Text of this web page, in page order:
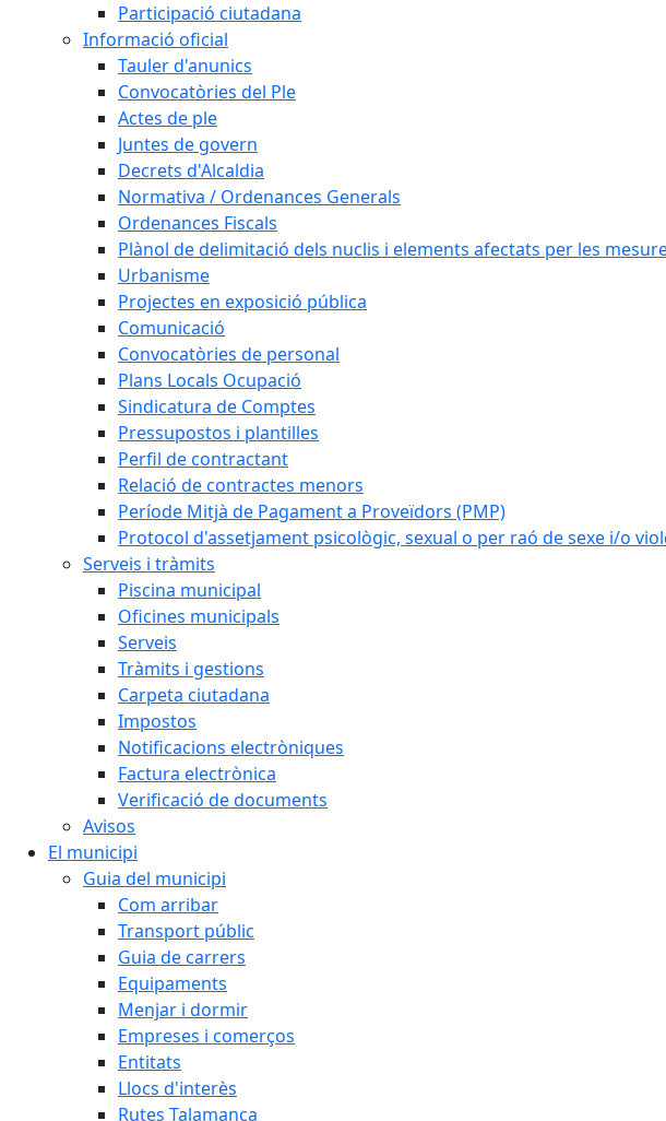
Participació ciutadana
Informació oficial
Tauler d'anunics
Convocatòries del Ple
Actes de ple
Juntes de govern
Decrets d'Alcaldia
Normativa / Ordenances Generals
Ordenances Fiscals
Plànol de delimitació dels nuclis i elements afectats per les
Urbanisme
Projectes en exposició pública
Comunicació
Convocatòries de personal
Plans Locals Ocupació
Sindicatura de Comptes
Pressupostos i plantilles
Perfil de contractant
Relació de contractes menors
Període Mitjà de Pagament a Proveïdors (PMP)
Protocol d'assetjament psicològic, sexual o per raó de sexe i/o
Serveis i tràmits
Piscina municipal
Oficines municipals
Serveis
Tràmits i gestions
Carpeta ciutadana
Impostos
Notificacions electròniques
Factura electrònica
Verificació de documents
Avisos
El municipi
Guia del municipi
Com arribar
Transport públic
Guia de carrers
Equipaments
Menjar i dormir
Empreses i comerços
Entitats
Llocs d'interès
Rutes Talamanca